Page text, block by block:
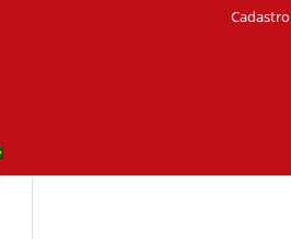
Cadastro